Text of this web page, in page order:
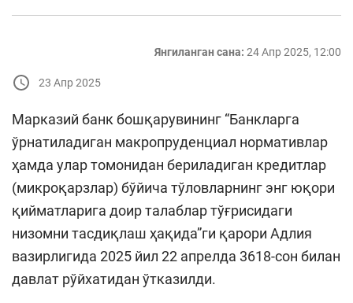
Янгиланган сана: 24 Апр 2025, 12:00
23 Апр 2025
Марказий банк бошқарувининг “Банкларга
ўрнатиладиган макропруденциал нормативлар
ҳамда улар томонидан бериладиган кредитлар
(микроқарзлар) бўйича тўловларнинг энг юқори
қийматларига доир талаблар тўғрисидаги
низомни тасдиқлаш ҳақида”ги қарори Адлия
вазирлигида 2025 йил 22 апрелда 3618-сон билан
давлат рўйхатидан ўтказилди.